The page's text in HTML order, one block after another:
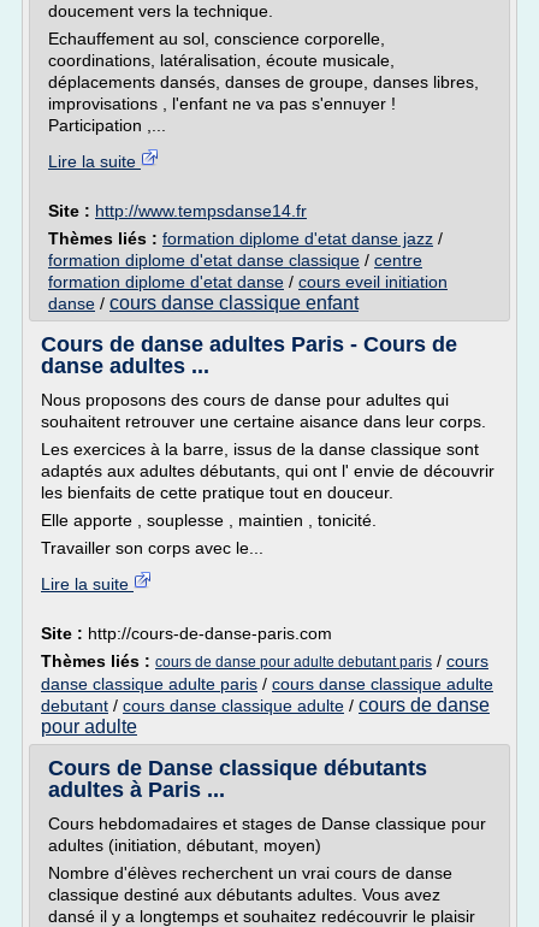
doucement vers la technique.
Echauffement au sol, conscience corporelle,
coordinations, latéralisation, écoute musicale,
déplacements dansés, danses de groupe, danses libres,
improvisations , l'enfant ne va pas s'ennuyer !
Participation ,...
Lire la suite
Site : http://www.tempsdanse14.fr
Thèmes liés : formation diplome d'etat danse jazz /
formation diplome d'etat danse classique / centre
formation diplome d'etat danse / cours eveil initiation
danse / cours danse classique enfant
Cours de danse adultes Paris - Cours de
danse adultes ...
Nous proposons des cours de danse pour adultes qui
souhaitent retrouver une certaine aisance dans leur corps.
Les exercices à la barre, issus de la danse classique sont
adaptés aux adultes débutants, qui ont l' envie de découvrir
les bienfaits de cette pratique tout en douceur.
Elle apporte , souplesse , maintien , tonicité.
Travailler son corps avec le...
Lire la suite
Site : http://cours-de-danse-paris.com
Thèmes liés : cours de danse pour adulte debutant paris / cours
danse classique adulte paris / cours danse classique adulte
debutant / cours danse classique adulte / cours de danse
pour adulte
Cours de Danse classique débutants
adultes à Paris ...
Cours hebdomadaires et stages de Danse classique pour
adultes (initiation, débutant, moyen)
Nombre d'élèves recherchent un vrai cours de danse
classique destiné aux débutants adultes. Vous avez
dansé il y a longtemps et souhaitez redécouvrir le plaisir